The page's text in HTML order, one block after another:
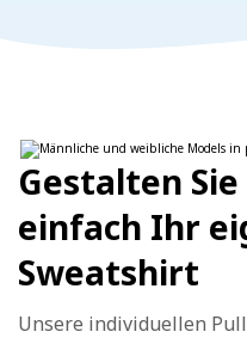
Gestalten
einfach Ihr
Sweatshirt
Unsere individuellen